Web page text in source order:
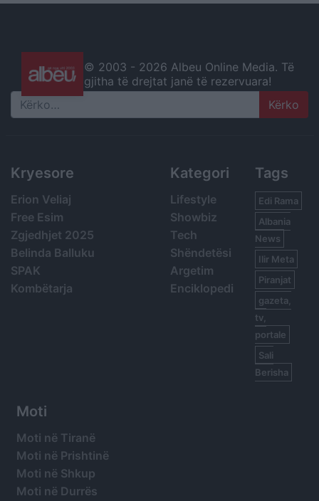
© 2003 - 2026 Albeu Online Media. Të
gjitha të drejtat janë të rezervuara!
Search
Kryesore
Erion Veliaj
Free Esim
Zgjedhjet 2025
Belinda Balluku
SPAK
Kombëtarja
Kategori
Lifestyle
Showbiz
Tech
Shëndetësi
Argetim
Enciklopedi
Tags
Edi Rama
Albania
News
Ilir Meta
Piranjat
gazeta,
tv,
portale
Sali
Berisha
Moti
Moti në Tiranë
Moti në Prishtinë
Moti në Shkup
Moti në Durrës